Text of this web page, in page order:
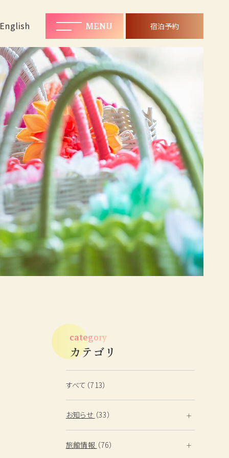
English MENU 宿泊予約
MENU 宿泊予約
Rooms
ご宿泊客室
Plan
プラン一覧
鳥取・島根観光情報
ベストレート宣言
フォトギャラリー
よくあるご質問
category
カテゴリ
すべて（713）
お知らせ （33）
旅館情報 （76）